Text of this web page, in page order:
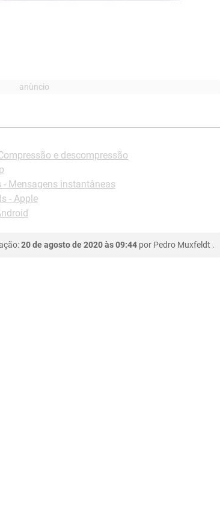
e descompressão
- Mensagens instantâneas
- Apple
20 de agosto de 2020 às 09:44 por Pedro Muxfeldt .